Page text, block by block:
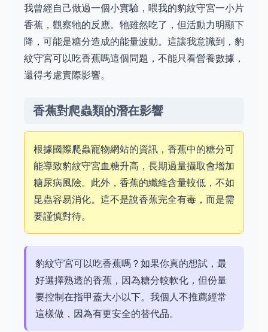
我曾經自己做過一個小實驗，喂我的豹紋守宮一小片
香蕉，觀察牠的反應。牠雖然吃了，但活動力明顯下
降，可能是糖分造成的能量波動。這讓我意識到，豹
紋守宮可以吃香蕉嗎這個問題，不能只看營養數據，
還得考慮實際影響。
香蕉對爬蟲類的潛在影響
根據國際爬蟲寵物網站的資訊，香蕉中的糖分可
能導致豹紋守宮血糖升高，長期過量攝取會增加
糖尿病風險。此外，香蕉的纖維含量較低，不如
昆蟲容易消化。這不是說香蕉完全有毒，而是需
要謹慎對待。
豹紋守宮可以吃香蕉嗎？如果你真的想試，最
好選擇熟透的香蕉，因為糖分較軟化，但份量
要控制在指甲蓋大小以下。我個人不推薦經常
這樣做，因為有更安全的替代品。